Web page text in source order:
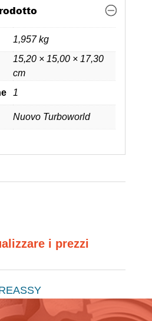
1,957 kg
15,20 × 15,00 × 17,30
cm
1
Nuovo Turboworld
i prezzi